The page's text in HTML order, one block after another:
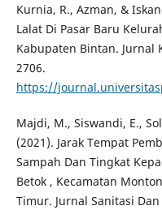
Kurnia, R., Azman, &
Lalat Di Pasar Baru
Kabupaten Bintan. Jurnal
2706.
https://
Majdi, M., Siswandi, E.,
(2021). Jarak Tempat
Sampah Dan Tingkat
Betok , Kecamatan
Timur. Jurnal Sanitasi